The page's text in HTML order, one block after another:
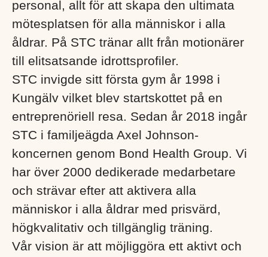
personal, allt för att skapa den ultimata
mötesplatsen för alla människor i alla
åldrar. På STC tränar allt från motionärer
till elitsatsande idrottsprofiler.
STC invigde sitt första gym år 1998 i
Kungälv vilket blev startskottet på en
entreprenöriell resa. Sedan år 2018 ingår
STC i familjeägda Axel Johnson-
koncernen genom Bond Health Group. Vi
har över 2000 dedikerade medarbetare
och strävar efter att aktivera alla
människor i alla åldrar med prisvärd,
högkvalitativ och tillgänglig träning.
Vår vision är att möjliggöra ett aktivt och